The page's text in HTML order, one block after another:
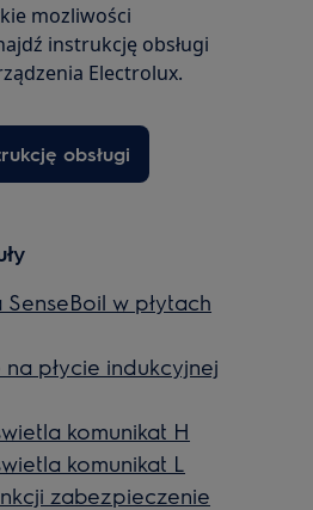
mozliwości
instrukcję obsługi
Electrolux.
obsługi
SenseBoil w płytach
płycie indukcyjnej
komunikat H
komunikat L
zabezpieczenie